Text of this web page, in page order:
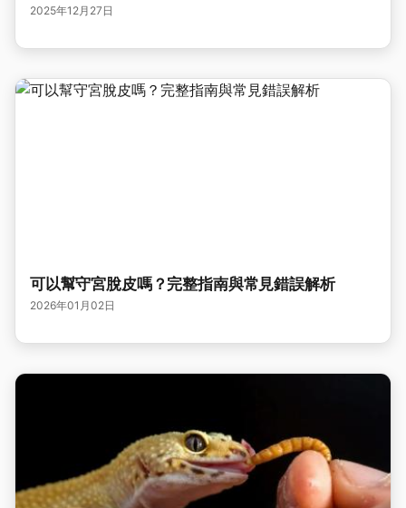
2025年12月27日
可以幫守宮脫皮嗎？完整指南與常見錯誤解析
2026年01月02日